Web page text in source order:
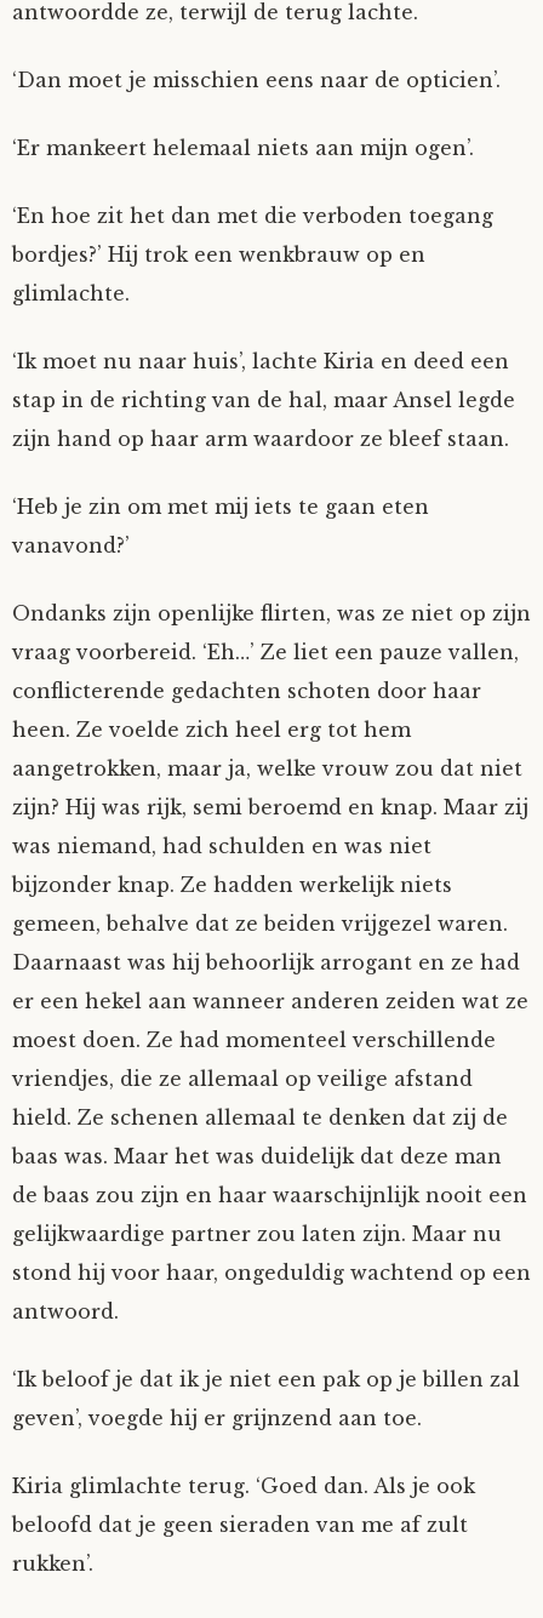
antwoordde ze, terwijl de terug lachte.
‘Dan moet je misschien eens naar de opticien’.
‘Er mankeert helemaal niets aan mijn ogen’.
‘En hoe zit het dan met die verboden toegang
bordjes?’ Hij trok een wenkbrauw op en
glimlachte.
‘Ik moet nu naar huis’, lachte Kiria en deed een
stap in de richting van de hal, maar Ansel legde
zijn hand op haar arm waardoor ze bleef staan.
‘Heb je zin om met mij iets te gaan eten
vanavond?’
Ondanks zijn openlijke flirten, was ze niet op zijn
vraag voorbereid. ‘Eh…’ Ze liet een pauze vallen,
conflicterende gedachten schoten door haar
heen. Ze voelde zich heel erg tot hem
aangetrokken, maar ja, welke vrouw zou dat niet
zijn? Hij was rijk, semi beroemd en knap. Maar zij
was niemand, had schulden en was niet
bijzonder knap. Ze hadden werkelijk niets
gemeen, behalve dat ze beiden vrijgezel waren.
Daarnaast was hij behoorlijk arrogant en ze had
er een hekel aan wanneer anderen zeiden wat ze
moest doen. Ze had momenteel verschillende
vriendjes, die ze allemaal op veilige afstand
hield. Ze schenen allemaal te denken dat zij de
baas was. Maar het was duidelijk dat deze man
de baas zou zijn en haar waarschijnlijk nooit een
gelijkwaardige partner zou laten zijn. Maar nu
stond hij voor haar, ongeduldig wachtend op een
antwoord.
‘Ik beloof je dat ik je niet een pak op je billen zal
geven’, voegde hij er grijnzend aan toe.
Kiria glimlachte terug. ‘Goed dan. Als je ook
beloofd dat je geen sieraden van me af zult
rukken’.